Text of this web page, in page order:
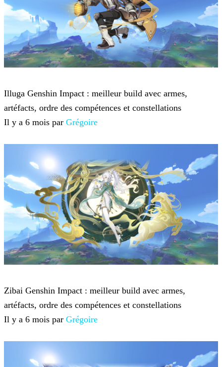
Illuga Genshin Impact : meilleur build avec armes,
artéfacts, ordre des compétences et constellations
Il y a 6 mois par Grégoire
Zibai Genshin Impact : meilleur build avec armes,
artéfacts, ordre des compétences et constellations
Il y a 6 mois par Grégoire